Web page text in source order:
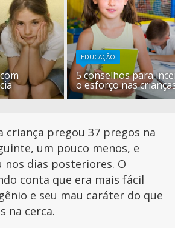
EDUCAÇÃO
5 conselhos para
o esforço nas
criança pregou 37 pregos na
um pouco menos, e
nos dias posteriores. O
conta que era mais fácil
e seu mau caráter do que
na cerca.